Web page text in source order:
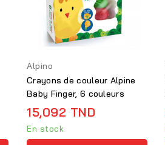
Alpino
Crayons de couleur Alpine
Baby Finger, 6 couleurs
15,092 TND
En stock